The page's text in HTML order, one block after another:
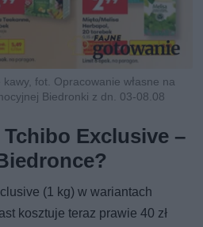
fot. Opracowanie własne na
Biedronki z dn. 03-08.08
Exclusive –
(1 kg) w wariantach
kosztuje teraz prawie 40 zł